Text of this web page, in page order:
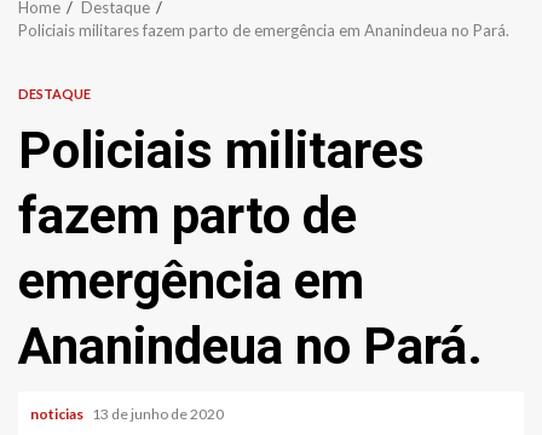
Home
Destaque
Policiais militares fazem parto de emergência em Ananindeua no Pará.
DESTAQUE
Policiais militares
fazem parto de
emergência em
Ananindeua no Pará.
noticias 13 de junho de 2020